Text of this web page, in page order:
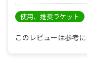
使用、推奨ラケット
このレビューは参考